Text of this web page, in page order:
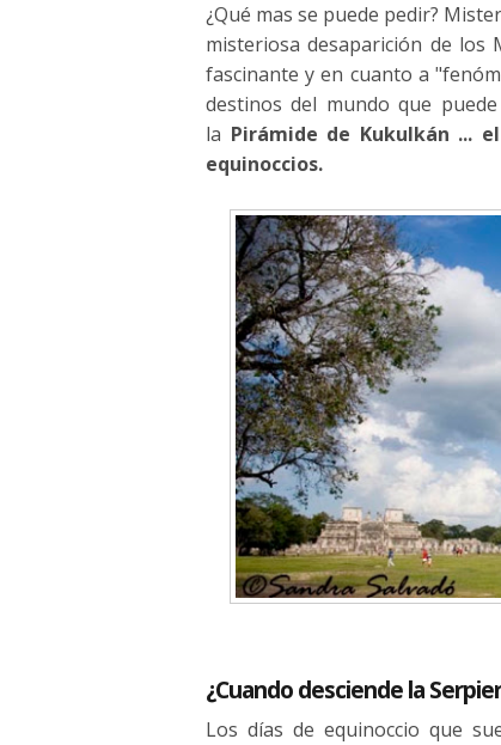
¿Qué mas se puede pedir?
misteriosa desaparición de los
fascinante y en cuanto a
destinos del mundo que
la Pirámide de Kukulkán ...
equinoccios.
¿Cuando desciende la
Los días de equinoccio que